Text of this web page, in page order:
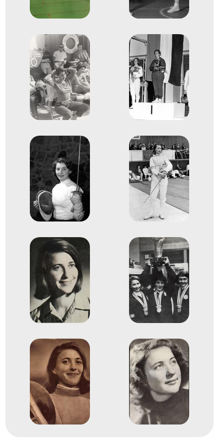
Vívó-világbajnokság
Sákovicsné Dömölky Lídia
Elek Ilona
Nyári Magdolna
Elek Margit
Kiss Katalin
Morvay Zsuzsa
Tőr csapat
1955
Olaszország
Vívó-világbajnokság
Tőr egyéni
1959
Vívó-világbajnokság
Sákovicsné Dömölky Lídia
Juhász Katalin
Marvalics Györgyi
Nyári Magdolna
Rejtő Ildikó
Morvay Zsuzsa